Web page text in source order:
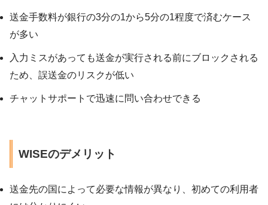
送金手数料が銀行の3分の1から5分の1程度で済むケース
が多い
入力ミスがあっても送金が実行される前にブロックされる
ため、誤送金のリスクが低い
チャットサポートで迅速に問い合わせできる
WISEのデメリット
送金先の国によって必要な情報が異なり、初めての利用者